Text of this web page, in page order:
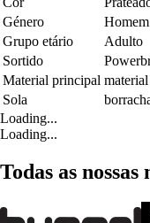
Género
Homem
Grupo etário
Adulto
Sortido
Material principal
Sola
Loading...
Loading...
Todas as nossas